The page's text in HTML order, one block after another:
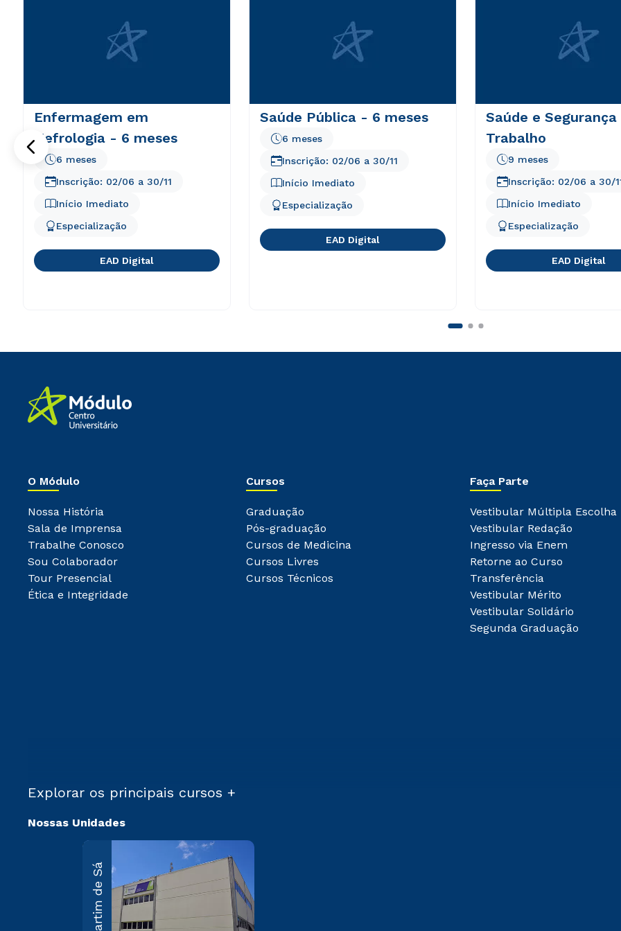
Enfermagem em
Nefrologia - 6 meses
Início Imediato
6 meses
Especialização
Inscrição: 02/06 a 30/11
EAD Digital
Saúde Pública - 6 meses
Início Imediato
6 meses
Especialização
Inscrição: 02/06 a 30/11
EAD Digital
Saúde e Segurança
Trabalho
Início Imediato
9 meses
Especialização
Inscrição: 02/06 a 30/
EAD Digital
O Módulo
Nossa História
Sala de Imprensa
Trabalhe Conosco
Sou Colaborador
Tour Presencial
Ética e Integridade
Cursos
Graduação
Pós-graduação
Cursos de Medicina
Cursos Livres
Cursos Técnicos
Faça Parte
Vestibular Múltipla Escolha
Vestibular Redação
Ingresso via Enem
Retorne ao Curso
Transferência
Vestibular Mérito
Vestibular Solidário
Segunda Graduação
Explorar os principais cursos +
Nossas Unidades
Martim de Sá